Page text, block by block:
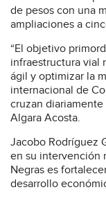
de pesos con una
ampliaciones a
“El objetivo
infraestructura vial
ágil y optimizar la
internacional de
cruzan diariamente
Algara Acosta.
Jacobo Rodríguez
en su intervención
Negras es
desarrollo